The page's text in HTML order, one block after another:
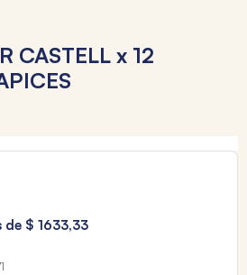
CASTELL x 12
de $ 1633,33